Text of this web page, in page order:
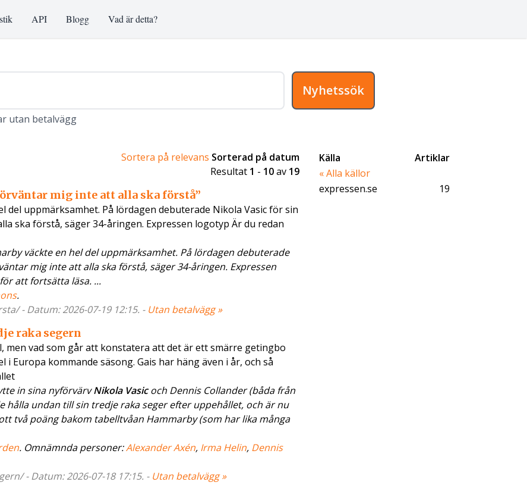
API Blogg Vad är detta?
Nyhetssök
utan betalvägg
Sortera på relevans Sorterad på datum
Resultat 1 - 10av 19
mig inte att alla ska förstå”
del uppmärksamhet. På lördagen debuterade Nikola Vasic för sin
ska förstå, säger 34-åringen. Expressen logotyp Är du redan
väckte en hel del uppmärksamhet. På lördagen debuterade
mig inte att alla ska förstå, säger 34-åringen. Expressen
att fortsätta läsa. ...
.
- Datum: 2026-07-19 12:15. - Utan betalvägg »
raka segern
men vad som går att konstatera att det är ett smärre getingbo
Europa kommande säsong. Gais har häng även i år, och så
in sina nyförvärvNikola Vasicoch Dennis Collander (båda från
hålla undan till sin tredje raka seger efter uppehållet, och är nu
två poäng bakom tabelltvåan Hammarby (som har lika många
. Omnämnda personer:Alexander Axén, Irma Helin, Dennis
- Datum: 2026-07-18 17:15. - Utan betalvägg »
Källa
Artiklar
« Alla källor
expressen.se
19